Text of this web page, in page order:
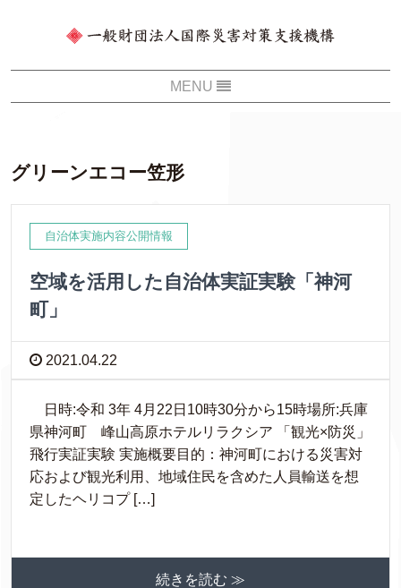
グリーンエコー笠形
自治体実施内容公開情報
空域を活用した自治体実証実験「神河
町」
2021.04.22
日時:令和 3年 4月22日10時30分から15時場所:兵庫
県神河町 峰山高原ホテルリラクシア 「観光×防災」
飛行実証実験 実施概要目的：神河町における災害対
応および観光利用、地域住民を含めた人員輸送を想
定したヘリコプ […]
続きを読む ≫